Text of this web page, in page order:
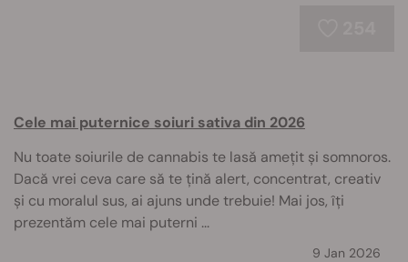
Cele mai puternice soiuri sativa din 2026
Nu toate soiurile de cannabis te lasă amețit și somnoros.
Dacă vrei ceva care să te țină alert, concentrat, creativ
și cu moralul sus, ai ajuns unde trebuie! Mai jos, îți
prezentăm cele mai puterni ...
9 Jan 2026